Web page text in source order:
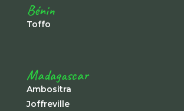
Bénin
Toffo
Madagascar
Ambositra
Joffreville